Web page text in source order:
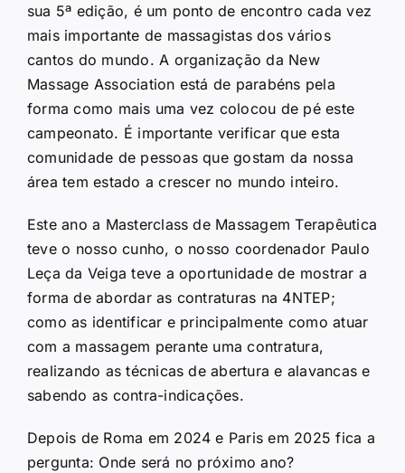
sua 5ª edição, é um ponto de encontro cada vez
mais importante de massagistas dos vários
cantos do mundo. A organização da New
Massage Association está de parabéns pela
forma como mais uma vez colocou de pé este
campeonato. É importante verificar que esta
comunidade de pessoas que gostam da nossa
área tem estado a crescer no mundo inteiro.
Este ano a Masterclass de Massagem Terapêutica
teve o nosso cunho, o nosso coordenador Paulo
Leça da Veiga teve a oportunidade de mostrar a
forma de abordar as contraturas na 4NTEP;
como as identificar e principalmente como atuar
com a massagem perante uma contratura,
realizando as técnicas de abertura e alavancas e
sabendo as contra-indicações.
Depois de Roma em 2024 e Paris em 2025 fica a
pergunta: Onde será no próximo ano?